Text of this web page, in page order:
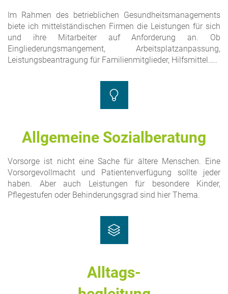
Im Rahmen des betrieblichen Gesundheitsmanagements
biete ich mittelständischen Firmen die Leistungen für sich
und ihre Mitarbeiter auf Anforderung an. Ob
Eingliederungsmangement, Arbeitsplatzanpassung,
Leistungsbeantragung für Familienmitglieder, Hilfsmittel…..
Allgemeine Sozialberatung
Vorsorge ist nicht eine Sache für ältere Menschen. Eine
Vorsorgevollmacht und Patientenverfügung sollte jeder
haben. Aber auch Leistungen für besondere Kinder,
Pflegestufen oder Behinderungsgrad sind hier Thema.
Alltags-